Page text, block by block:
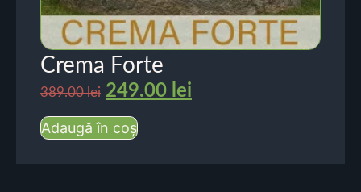
Crema Forte
389.00lei 249.00 lei
Adaugă în coș